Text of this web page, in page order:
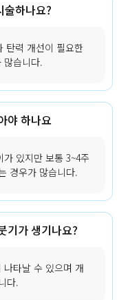
술하나요?
탄력 개선이 필요한
많습니다.
야 하나요
있지만 보통 3~4주
경우가 많습니다.
기가 생기나요?
타날 수 있으며 개
다.